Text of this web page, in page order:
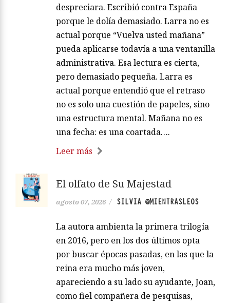
despreciara. Escribió contra España
porque le dolía demasiado. Larra no es
actual porque “Vuelva usted mañana”
pueda aplicarse todavía a una ventanilla
administrativa. Esa lectura es cierta,
pero demasiado pequeña. Larra es
actual porque entendió que el retraso
no es solo una cuestión de papeles, sino
una estructura mental. Mañana no es
una fecha: es una coartada….
Leer más
El olfato de Su Majestad
agosto 07, 2026 / SILVIA @MIENTRASLEOS
La autora ambienta la primera trilogía
en 2016, pero en los dos últimos opta
por buscar épocas pasadas, en las que la
reina era mucho más joven,
apareciendo a su lado su ayudante, Joan,
como fiel compañera de pesquisas,